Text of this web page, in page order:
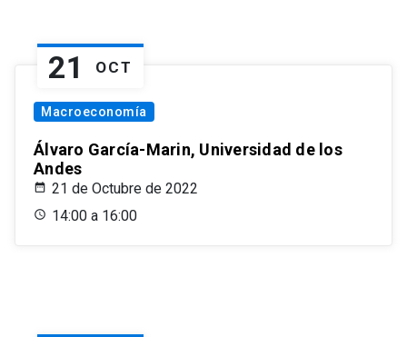
21 OCT
Macroeconomía
Álvaro García-Marin, Universidad de los
Andes
21 de Octubre de 2022
14:00 a 16:00